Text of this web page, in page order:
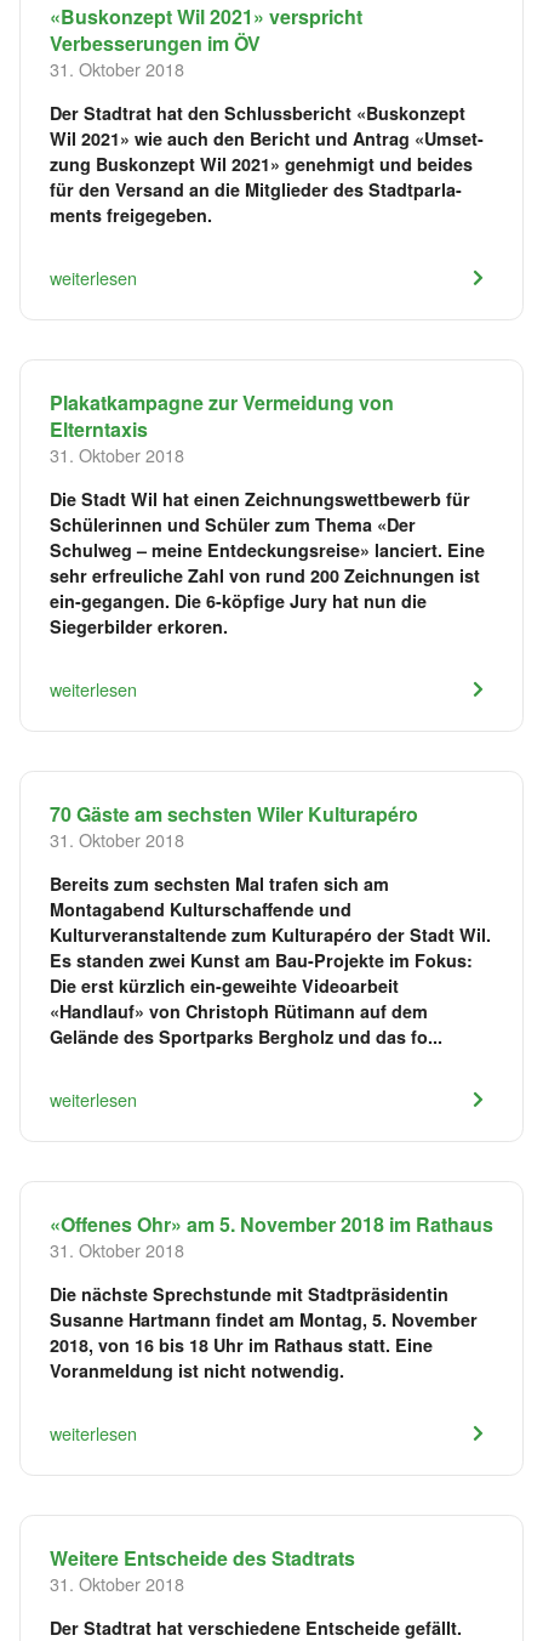
«Buskonzept Wil 2021» verspricht
Verbesserungen im ÖV
31. Oktober 2018
Der Stadtrat hat den Schlussbericht «Buskonzept
Wil 2021» wie auch den Bericht und Antrag «Umset-
zung Buskonzept Wil 2021» genehmigt und beides
für den Versand an die Mitglieder des Stadtparla-
ments freigegeben.
weiterlesen
Plakatkampagne zur Vermeidung von
Elterntaxis
31. Oktober 2018
Die Stadt Wil hat einen Zeichnungswettbewerb für
Schülerinnen und Schüler zum Thema «Der
Schulweg – meine Entdeckungsreise» lanciert. Eine
sehr erfreuliche Zahl von rund 200 Zeichnungen ist
ein-gegangen. Die 6-köpfige Jury hat nun die
Siegerbilder erkoren.
weiterlesen
70 Gäste am sechsten Wiler Kulturapéro
31. Oktober 2018
Bereits zum sechsten Mal trafen sich am
Montagabend Kulturschaffende und
Kulturveranstaltende zum Kulturapéro der Stadt Wil.
Es standen zwei Kunst am Bau-Projekte im Fokus:
Die erst kürzlich ein-geweihte Videoarbeit
«Handlauf» von Christoph Rütimann auf dem
Gelände des Sportparks Bergholz und das fo...
weiterlesen
«Offenes Ohr» am 5. November 2018 im Rathaus
31. Oktober 2018
Die nächste Sprechstunde mit Stadtpräsidentin
Susanne Hartmann findet am Montag, 5. November
2018, von 16 bis 18 Uhr im Rathaus statt. Eine
Voranmeldung ist nicht notwendig.
weiterlesen
Weitere Entscheide des Stadtrats
31. Oktober 2018
Der Stadtrat hat verschiedene Entscheide gefällt.